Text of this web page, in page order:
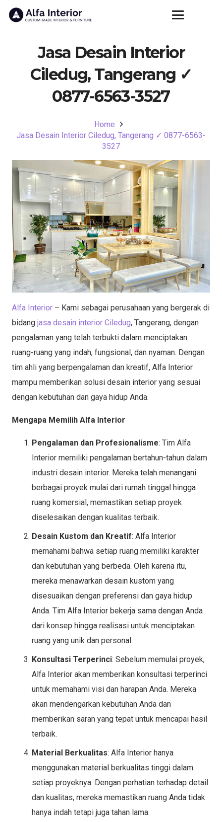
Jasa Desain Interior
Ciledug, Tangerang ✓
0877-6563-3527
Home
Jasa Desain Interior Ciledug, Tangerang ✓ 0877-6563-
3527
Alfa Interior – Kami sebagai perusahaan yang bergerak di
bidang jasa desain interior Ciledug, Tangerang, dengan
pengalaman yang telah terbukti dalam menciptakan
ruang-ruang yang indah, fungsional, dan nyaman. Dengan
tim ahli yang berpengalaman dan kreatif, Alfa Interior
mampu memberikan solusi desain interior yang sesuai
dengan kebutuhan dan gaya hidup Anda.
Mengapa Memilih Alfa Interior
Pengalaman dan Profesionalisme: Tim Alfa
Interior memiliki pengalaman bertahun-tahun dalam
industri desain interior. Mereka telah menangani
berbagai proyek mulai dari rumah tinggal hingga
ruang komersial, memastikan setiap proyek
diselesaikan dengan kualitas terbaik.
Desain Kustom dan Kreatif: Alfa Interior
memahami bahwa setiap ruang memiliki karakter
dan kebutuhan yang berbeda. Oleh karena itu,
mereka menawarkan desain kustom yang
disesuaikan dengan preferensi dan gaya hidup
Anda. Tim Alfa Interior bekerja sama dengan Anda
dari konsep hingga realisasi untuk menciptakan
ruang yang unik dan personal.
Konsultasi Terperinci: Sebelum memulai proyek,
Alfa Interior akan memberikan konsultasi terperinci
untuk memahami visi dan harapan Anda. Mereka
akan mendengarkan kebutuhan Anda dan
memberikan saran yang tepat untuk mencapai hasil
terbaik.
Material Berkualitas: Alfa Interior hanya
menggunakan material berkualitas tinggi dalam
setiap proyeknya. Dengan perhatian terhadap detail
dan kualitas, mereka memastikan ruang Anda tidak
hanya indah tetapi juga tahan lama.